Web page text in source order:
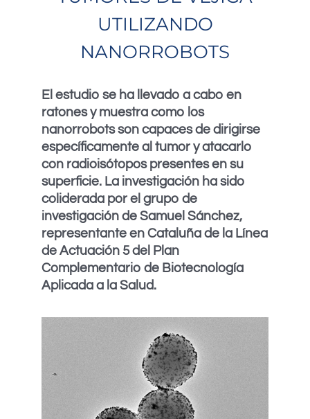
UTILIZANDO
NANORROBOTS
El estudio se ha llevado a cabo en
ratones y muestra como los
nanorrobots son capaces de dirigirse
específicamente al tumor y atacarlo
con radioisótopos presentes en su
superficie. La investigación ha sido
coliderada por el grupo de
investigación de Samuel Sánchez,
representante en Cataluña de la Línea
de Actuación 5 del Plan
Complementario de Biotecnología
Aplicada a la Salud.